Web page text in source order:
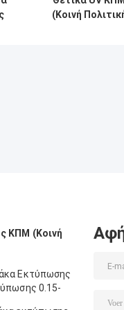
(Κοινή
ΚΠΜ (Κοινή
Εκτύπωσης
0.15-